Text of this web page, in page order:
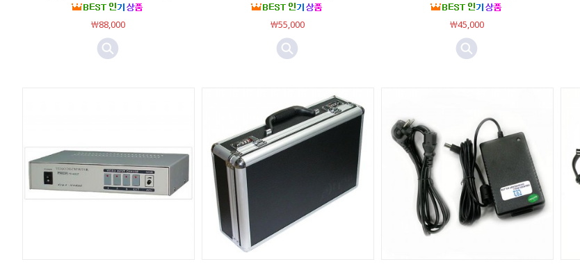
￦88,000 ￦55,000 ￦45,000